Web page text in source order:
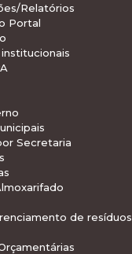
Relatórios
Portal
Secretaria
de resíduos